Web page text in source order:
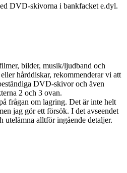
DVD-skivorna i bankfacket e.dyl.
bilder, musik/ljudband och
hårddiskar, rekommenderar vi att
DVD-skivor och även
2 och 3 ovan.
frågan om lagring. Det är inte helt
jag gör ett försök. I det avseendet
utelämna alltför ingående detaljer.